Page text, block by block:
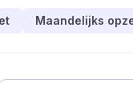
Maandelijks